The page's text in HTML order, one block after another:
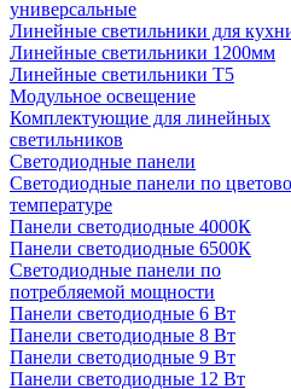
универсальные
Линейные светильники для
Линейные светильники 1200мм
Линейные светильники Т5
Модульное освещение
Комплектующие для линейных
светильников
Светодиодные панели
Светодиодные панели по
температуре
Панели светодиодные 4000К
Панели светодиодные 6500К
Светодиодные панели по
потребляемой мощности
Панели светодиодные 6 Вт
Панели светодиодные 8 Вт
Панели светодиодные 9 Вт
Панели светодиодные 12 Вт